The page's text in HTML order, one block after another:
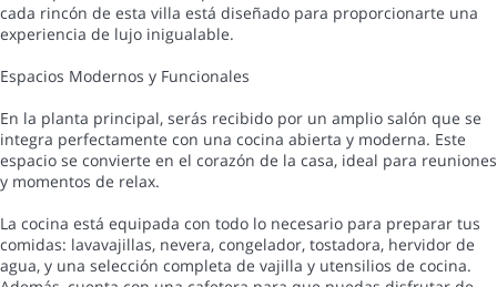
cada rincón de esta villa está diseñado para proporcionarte una
experiencia de lujo inigualable.
Espacios Modernos y Funcionales
En la planta principal, serás recibido por un amplio salón que se
integra perfectamente con una cocina abierta y moderna. Este
espacio se convierte en el corazón de la casa, ideal para reuniones
y momentos de relax.
La cocina está equipada con todo lo necesario para preparar tus
comidas: lavavajillas, nevera, congelador, tostadora, hervidor de
agua, y una selección completa de vajilla y utensilios de cocina.